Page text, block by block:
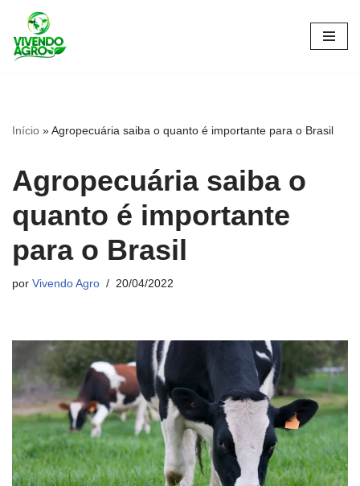
Pular
para
Início »Agropecuária saiba o quanto é importante para o Brasil
Agropecuária saiba o
quanto é importante
para o Brasil
por Vivendo Agro 20/04/2022